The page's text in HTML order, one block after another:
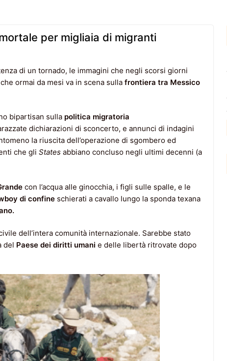
per migliaia di migranti
di un tornado, le immagini che negli scorsi giorni
che ormai da mesi va in scena sulla frontiera tra Messico
bipartisan sulla politica migratoria
dichiarazioni di sconcerto, e annunci di indagini
la riuscita dell’operazione di sgombero ed
che gli States abbiano concluso negli ultimi decenni (a
con l’acqua alle ginocchia, i figli sulle spalle, e le
di confine schierati a cavallo lungo la sponda texana
dell’intera comunità internazionale. Sarebbe stato
del Paese dei diritti umani e delle libertà ritrovate dopo